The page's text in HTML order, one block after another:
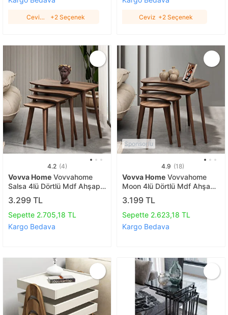
Ceviz-
+2 Seçenek Ceviz +2 Seçenek
4.2 (4)
Vovva Home Vovvahome
Salsa 4lü Dörtlü Mdf Ahşap
Zi̇gon Sehpa - Cevi̇z
3.299 TL
Sepette 2.705,18 TL
Kargo Bedava
Sponsorlu
4.9 (18)
Vovva Home Vovvahome
Moon 4lü Dörtlü Mdf Ahşap
Zi̇gon Sehpa - Cevi̇z
3.199 TL
Sepette 2.623,18 TL
Kargo Bedava